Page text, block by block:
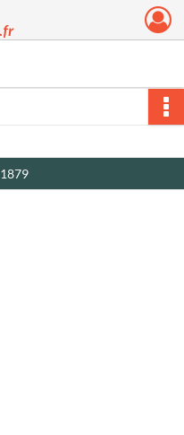
d'Alès
1879